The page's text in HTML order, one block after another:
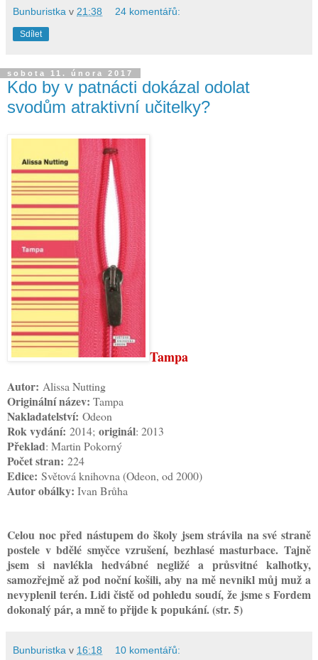
Bunburistka v 21:38 24 komentářů:
Sdílet
sobota 11. února 2017
Kdo by v patnácti dokázal odolat
svodům atraktivní učitelky?
Tampa
Autor: Alissa Nutting
Originální název: Tampa
Nakladatelství: Odeon
Rok vydání: 2014; originál: 2013
Překlad: Martin Pokorný
Počet stran: 224
Edice: Světová knihovna (Odeon, od 2000)
Autor obálky: Ivan Brůha
Celou noc před nástupem do školy jsem strávila na své straně
postele v bdělé smyčce vzrušení, bezhlasé masturbace. Tajně
jsem si navlékla hedvábné negližé a průsvitné kalhotky,
samozřejmě až pod noční košili, aby na mě nevnikl můj muž a
nevyplenil terén. Lidi čistě od pohledu soudí, že jsme s Fordem
dokonalý pár, a mně to přijde k popukání. (str. 5)
Bunburistka v 16:18 10 komentářů: